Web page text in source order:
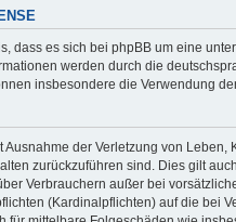
dass es sich bei phpBB um eine unter
werden durch die
insbesondere die Verwendung
Ausnahme der Verletzung von
zurückzuführen sind. Dies gilt
Verbrauchern außer bei
(Kardinalpflichten) auf die bei